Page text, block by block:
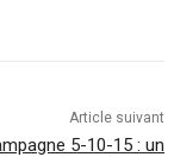
Article suivant
5-10-15 : un